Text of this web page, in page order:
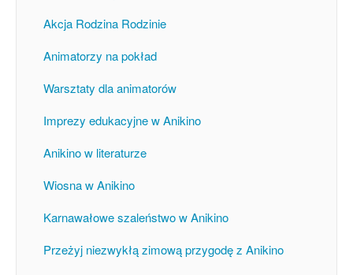
Akcja Rodzina Rodzinie
Animatorzy na pokład
Warsztaty dla animatorów
Imprezy edukacyjne w Anikino
Anikino w literaturze
Wiosna w Anikino
Karnawałowe szaleństwo w Anikino
Przeżyj niezwykłą zimową przygodę z Anikino